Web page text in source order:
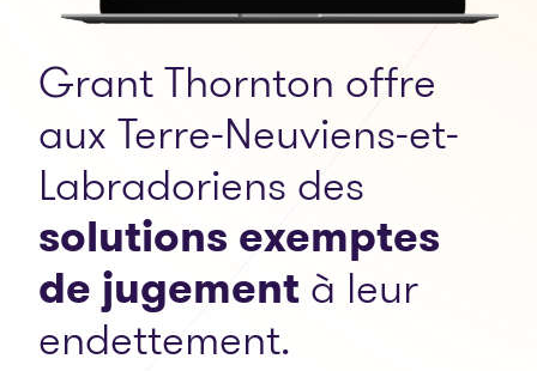
Grant Thornton offre
aux Terre-Neuviens-et-
Labradoriens des
solutions exemptes
de jugementà leur
endettement.